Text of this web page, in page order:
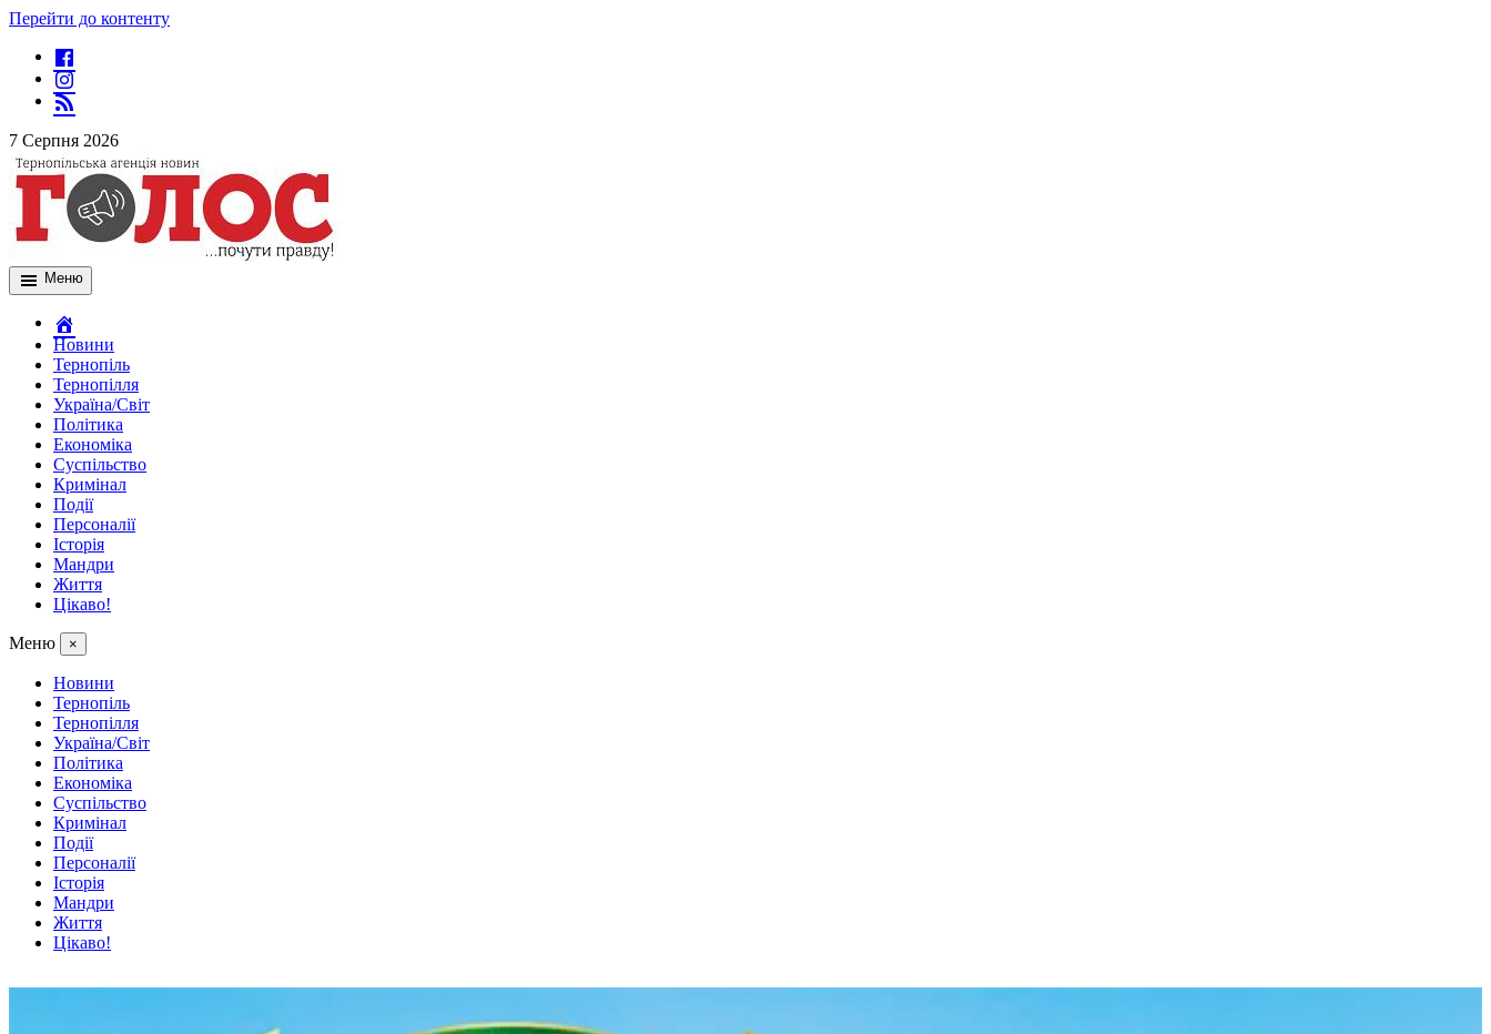
Перейти до контенту
7 Серпня 2026
Меню
Новини
Тернопіль
Тернопілля
Україна/Світ
Політика
Економіка
Суспільство
Кримінал
Події
Персоналії
Історія
Мандри
Життя
Цікаво!
Меню ×
Новини
Тернопіль
Тернопілля
Україна/Світ
Політика
Економіка
Суспільство
Кримінал
Події
Персоналії
Історія
Мандри
Життя
Цікаво!